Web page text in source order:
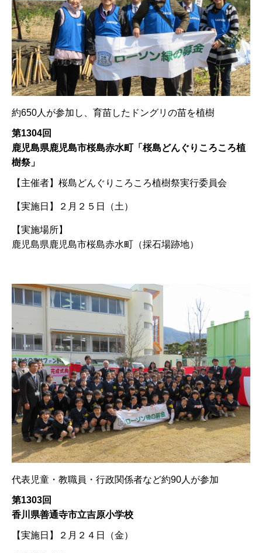
約650人が参加し、育苗したドングリの苗を植樹
第1304回
鹿児島県鹿児島市桜島赤水町「桜島どんぐりころころ植
樹祭」
【主催者】 桜島どんぐりころころ植樹祭実行委員会
【実施日】 ２月２５日（土）
【実施場所】
鹿児島県鹿児島市桜島赤水町（採石場跡地）
代表児童・教職員・行政関係者など約90人が参加
第1303回
香川県善通寺市立吉原小学校
【実施日】 ２月２４日（金）